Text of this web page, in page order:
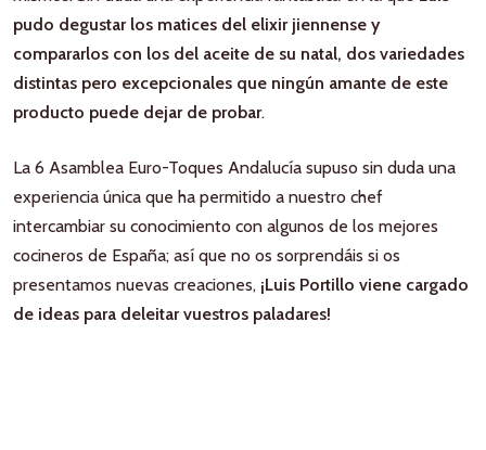
pudo degustar los matices del elixir jiennense y
compararlos con los del aceite de su natal, dos variedades
distintas pero excepcionales que ningún amante de este
producto puede dejar de probar.
La 6 Asamblea Euro-Toques Andalucía supuso sin duda una
experiencia única que ha permitido a nuestro chef
intercambiar su conocimiento con algunos de los mejores
cocineros de España; así que no os sorprendáis si os
presentamos nuevas creaciones, ¡Luis Portillo viene cargado
de ideas para deleitar vuestros paladares!